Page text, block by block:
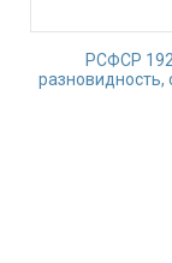
РСФСР
разновидность,